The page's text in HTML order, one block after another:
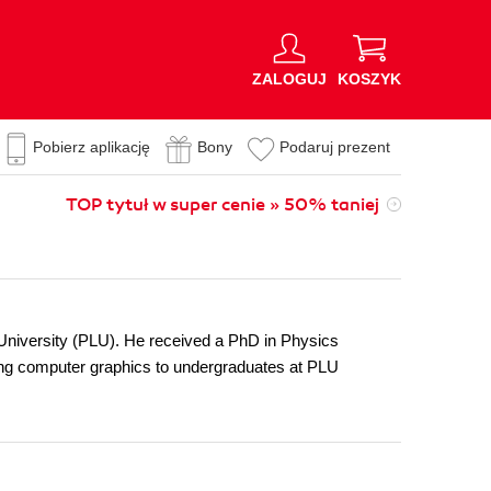
ZALOGUJ KOSZYK
Pobierz aplikację Bony Podaruj prezent
TOP tytuł w super cenie » 50% taniej
(PLU). He received a PhD in Physics
computer graphics to undergraduates at PLU